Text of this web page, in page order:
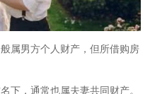
属男方个人财产，但所借购房
下，通常也属夫妻共同财产。